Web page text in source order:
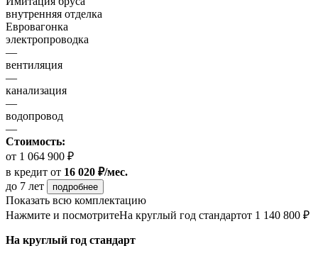
внутренняя отделка
Евровагонка
электропроводка
—
вентиляция
—
канализация
—
водопровод
—
Стоимость:
от 1 064 900 ₽
в кредит от 16 020 ₽/мес.
до 7 лет
подробнее
Показать всю комплектацию
Нажмите и посмотритеНа круглый год стандартот 1 140 800 ₽
На круглый год стандарт